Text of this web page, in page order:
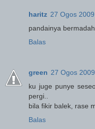
haritz 27 Ogos
pandainya
Balas
green 27 Ogos
ku juge punye
pergi..
bila fikir balek, rase
Balas